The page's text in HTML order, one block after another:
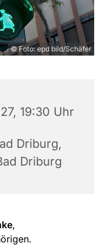
© Foto: epd bild/Schäfer
19:30 Uhr
Driburg,
Driburg
,